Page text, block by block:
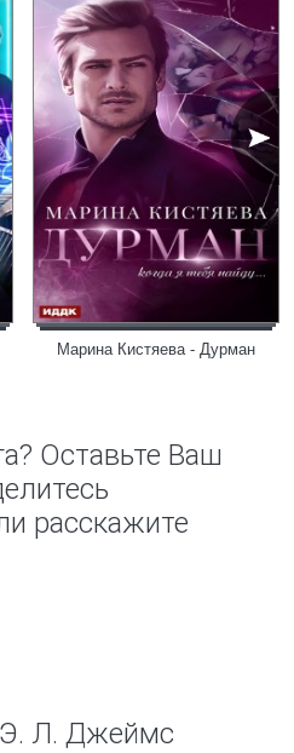
Марина Кистяева - Дурман
Оставьте Ваш
расскажите
Э. Л. Джеймс